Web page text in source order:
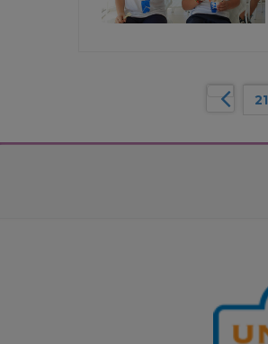
21